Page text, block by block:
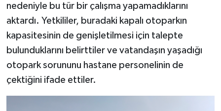
nedeniyle bu tür bir çalışma yapamadıklarını
aktardı. Yetkililer, buradaki kapalı otoparkın
kapasitesinin de genişletilmesi için talepte
bulunduklarını belirttiler ve vatandaşın yaşadığı
otopark sorununu hastane personelinin de
çektiğini ifade ettiler.